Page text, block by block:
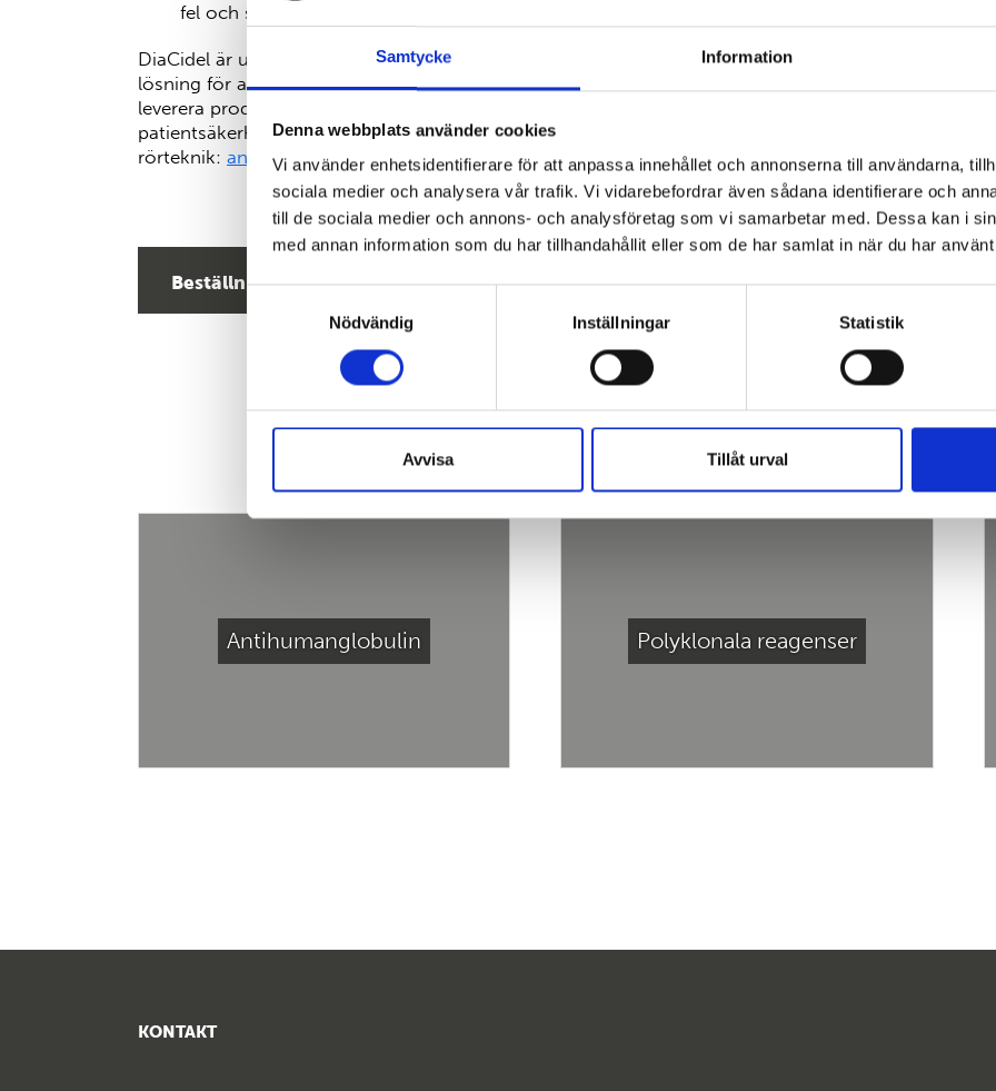
Samtycke Information
Denna webbplats använder cookies
Vi använder enhetsidentifierare för att anpassa innehållet och annonserna till användarna,
sociala medier och analysera vår trafik. Vi vidarebefordrar även sådana identifierare och
till de sociala medier och annons- och analysföretag som vi samarbetar med. Dessa kan i
med annan information som du har tillhandahållit eller som de har samlat in när du har
Nödvändig
Inställningar Statistik
Avvisa Tillåt urval
fel och säkerställer reproducerbara resultat.
DiaCidel är utformat för laboratorier som letar efter en
lösning för antikroppselueringoch stöder Bio-Rads uppdrag att
leverera produkter som förbättrar diagnostisk precision och
patientsäkerhet.Se även dessa lösningar inom
rörteknik: antisera och testceller för rörteknik
Beställningsinformation
SE ÄVEN:
Antihumanglobulin Polyklonala reagenser
KONTAKT